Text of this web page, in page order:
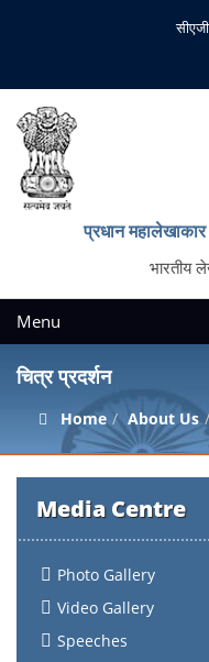
प्रधान
भारतीय
Menu
चित्र प्रदर्शन
Home About Us
Media Centre
Photo Gallery
Video Gallery
Speeches